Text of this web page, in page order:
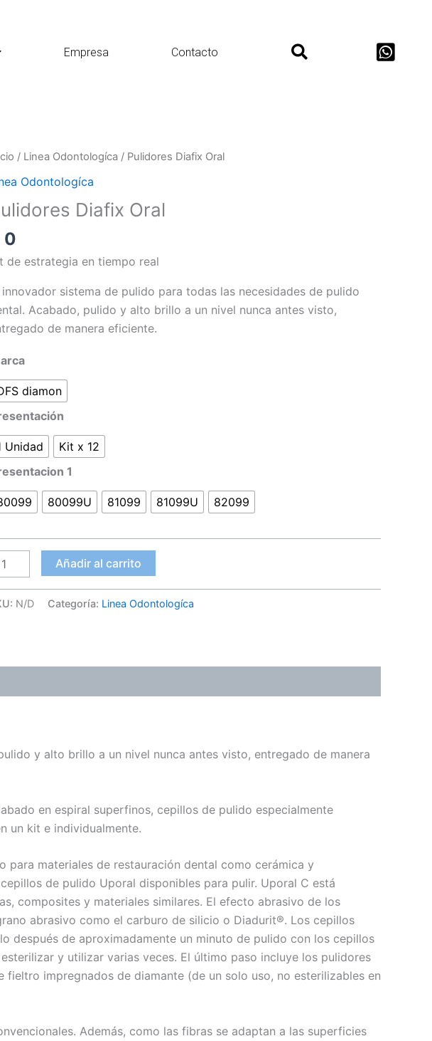
Empresa Contacto Search
/ Linea Odontologíca / Pulidores Diafix Oral
Odontologíca
Diafix Oral
0
de estrategia en tiempo real
innovador sistema de pulido para todas las necesidades de pulido
Acabado, pulido y alto brillo a un nivel nunca antes visto,
de manera eficiente.
diamon
Unidad
Kit x 12
1
80099U 81099 81099U 82099
Añadir al carrito
N/D Categoría: Linea Odontologíca
y alto brillo a un nivel nunca antes visto, entregado de manera
en espiral superfinos, cepillos de pulido especialmente
un kit e individualmente.
para materiales de restauración dental como cerámica y
de pulido Uporal disponibles para pulir. Uporal C está
composites y materiales similares. El efecto abrasivo de los
abrasivo como el carburo de silicio o Diadurit®. Los cepillos
después de aproximadamente un minuto de pulido con los cepillos
y utilizar varias veces. El último paso incluye los pulidores
impregnados de diamante (de un solo uso, no esterilizables en
Además, como las fibras se adaptan a las superficies